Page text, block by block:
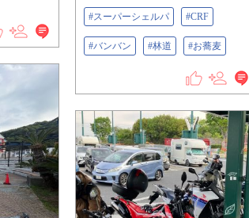
#スーパーシェルパ #CRF
#バンバン #林道 #お蕎麦